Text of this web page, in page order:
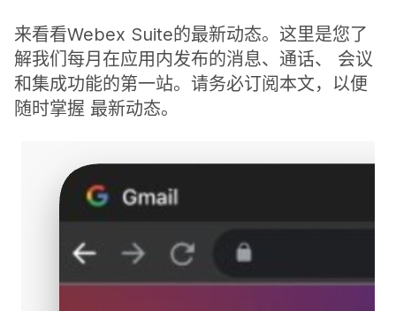
来看看Webex Suite的最新动态。这里是您了
解我们每月在应用内发布的消息、通话、 会议
和集成功能的第一站。请务必订阅本文，以便
随时掌握 最新动态。